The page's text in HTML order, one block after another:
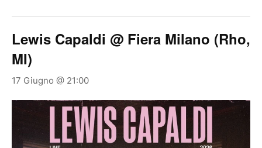
Lewis Capaldi @ Fiera Milano (Rho,
MI)
17 Giugno @ 21:00